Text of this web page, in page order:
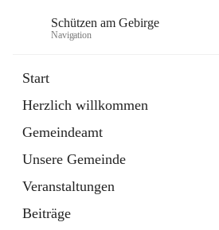
Schützen am Gebirge
Navigation
Start
Herzlich willkommen
Gemeindeamt
Unsere Gemeinde
Veranstaltungen
Beiträge